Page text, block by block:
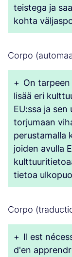
teistega ja
kohta
Corpo
+ On
lisää eri
EU:ssa ja
torjumaan
perustamalla
joiden avulla
tietoa
Corpo
+ Il est
d'en